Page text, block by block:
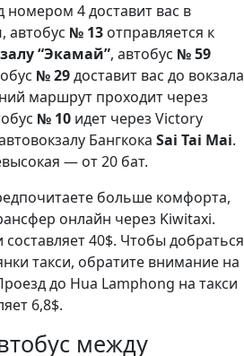
номером 4 доставит вас в
, автобус № 13 отправляется к
“Экамай”, автобус № 59
№ 29доставит вас до вокзала
маршрут проходит через
№ 10 идет через Victory
Бангкока Sai Tai Mai.
— от 20 бат.
больше комфорта,
онлайн через Kiwitaxi.
составляет 40$. Чтобы добраться
такси, обратите внимание на
до Hua Lamphong на такси
6,8$.
между